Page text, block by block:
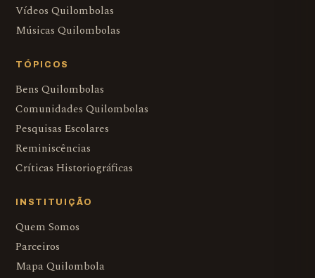
Vídeos Quilombolas
Músicas Quilombolas
TÓPICOS
Bens Quilombolas
Comunidades Quilombolas
Pesquisas Escolares
Reminiscências
Críticas Historiográficas
INSTITUIÇÃO
Quem Somos
Parceiros
Mapa Quilombola